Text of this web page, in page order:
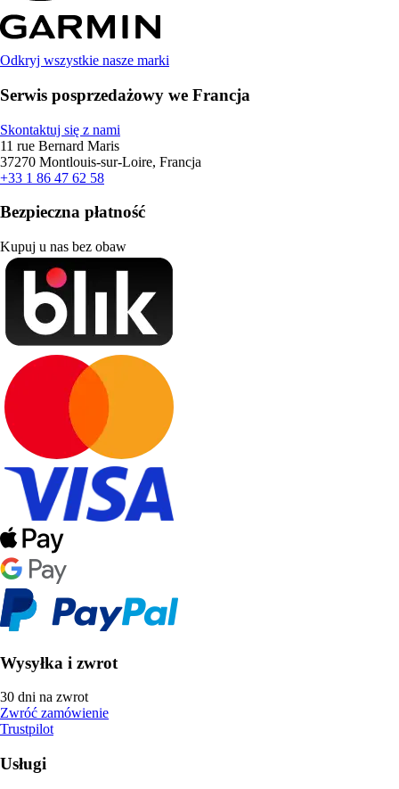
Odkryj wszystkie nasze marki
Serwis posprzedażowy we Francja
Skontaktuj się z nami
11 rue Bernard Maris
37270 Montlouis-sur-Loire, Francja
+33 1 86 47 62 58
Bezpieczna płatność
Kupuj u nas bez obaw
Wysyłka i zwrot
30 dni na zwrot
Zwróć zamówienie
Trustpilot
Usługi